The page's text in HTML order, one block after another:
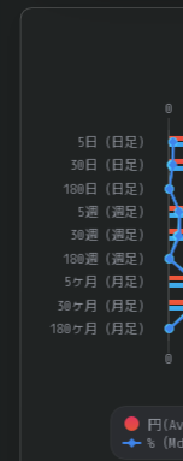
Combination
The chart has
The chart has 2
円
%（
5日（日足）
30日（日足）
180日（日足）
5週（週足）
30週（週足）
180週（週足）
5ヶ月（月足）
30ヶ月（月足）
180ヶ月（月足）
0
0